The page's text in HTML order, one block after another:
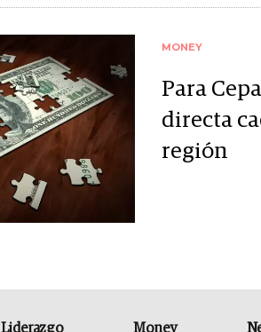
MONEY
Para
directa
región
Liderazgo Money